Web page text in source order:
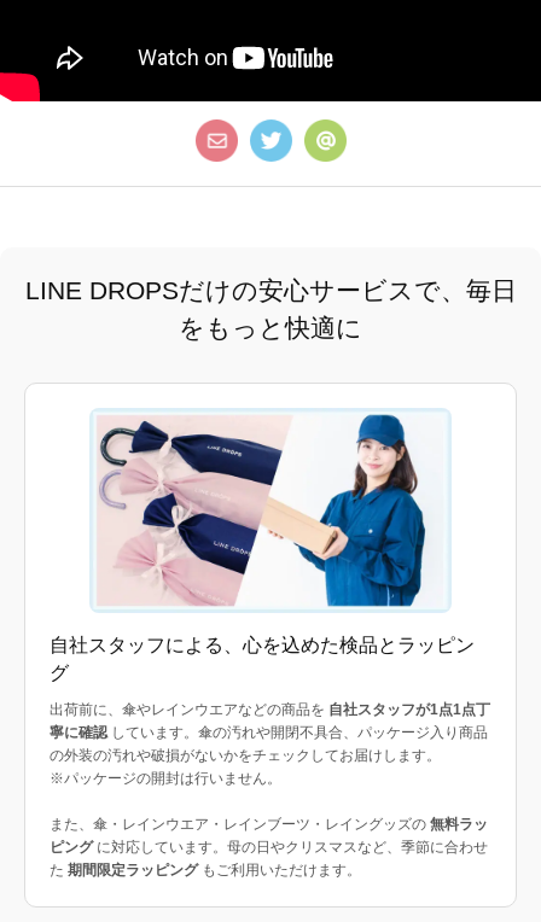
LINE DROPSだけの安心サービスで、毎日
をもっと快適に
自社スタッフによる、心を込めた検品とラッピン
グ
出荷前に、傘やレインウエアなどの商品を 自社スタッフが1点1点丁
寧に確認しています。傘の汚れや開閉不具合、パッケージ入り商品
の外装の汚れや破損がないかをチェックしてお届けします。
※パッケージの開封は行いません。
また、傘・レインウエア・レインブーツ・レイングッズの 無料ラッ
ピングに対応しています。母の日やクリスマスなど、季節に合わせ
た 期間限定ラッピングもご利用いただけます。